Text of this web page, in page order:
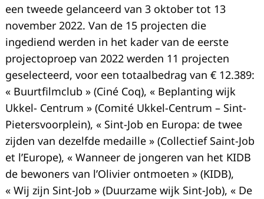
een tweede gelanceerd van 3 oktober tot 13
november 2022. Van de 15 projecten die
ingediend werden in het kader van de eerste
projectoproep van 2022 werden 11 projecten
geselecteerd, voor een totaalbedrag van € 12.389:
« Buurtfilmclub » (Ciné Coq), « Beplanting wijk
Ukkel- Centrum » (Comité Ukkel-Centrum – Sint-
Pietersvoorplein), « Sint-Job en Europa: de twee
zijden van dezelfde medaille » (Collectief Saint-Job
et l’Europe), « Wanneer de jongeren van het KIDB
de bewoners van l’Olivier ontmoeten » (KIDB),
« Wij zijn Sint-Job » (Duurzame wijk Sint-Job), « De
Recherche
pour